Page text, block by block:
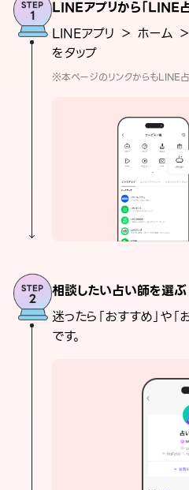
LINEアプリから「LINE
LINEアプリ ＞ ホーム
をタップ
※本ページのリンクからもLINE
相談したい占い師を選ぶ
迷ったら「おすすめ」や
です。